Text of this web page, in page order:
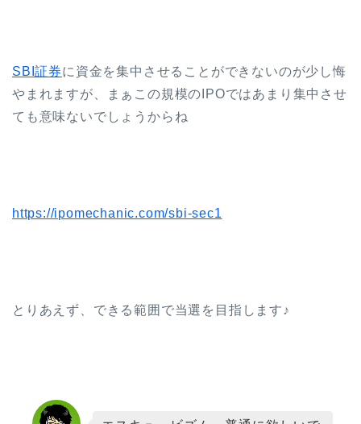
SBI証券に資金を集中させることができないのが少し悔
やまれますが、まぁこの規模のIPOではあまり集中させ
ても意味ないでしょうからね
https://ipomechanic.com/sbi-sec1
とりあえず、できる範囲で当選を目指します♪